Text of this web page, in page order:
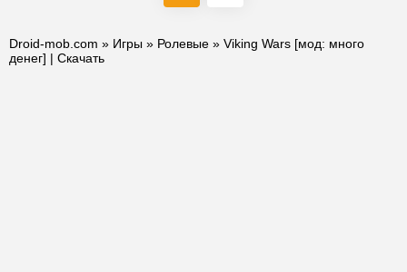
Droid-mob.com » Игры » Ролевые » Viking Wars [мод: много
денег] | Скачать